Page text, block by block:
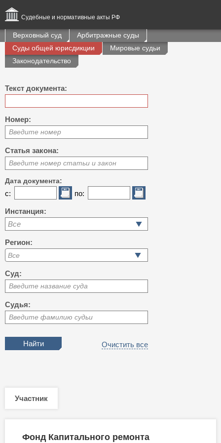
Судебные и нормативные акты РФ
Верховный суд
Арбитражные суды
Суды общей юрисдикции
Мировые судьи
Законодательство
Текст документа:
Номер:
Введите номер
Статья закона:
Введите номер статьи и закон
Дата документа:
с: по:
Инстанция:
Все
Регион:
Суд:
Введите название суда
Судья:
Введите фамилию судьи
Очистить все
Участник
Фонд Капитального ремонта